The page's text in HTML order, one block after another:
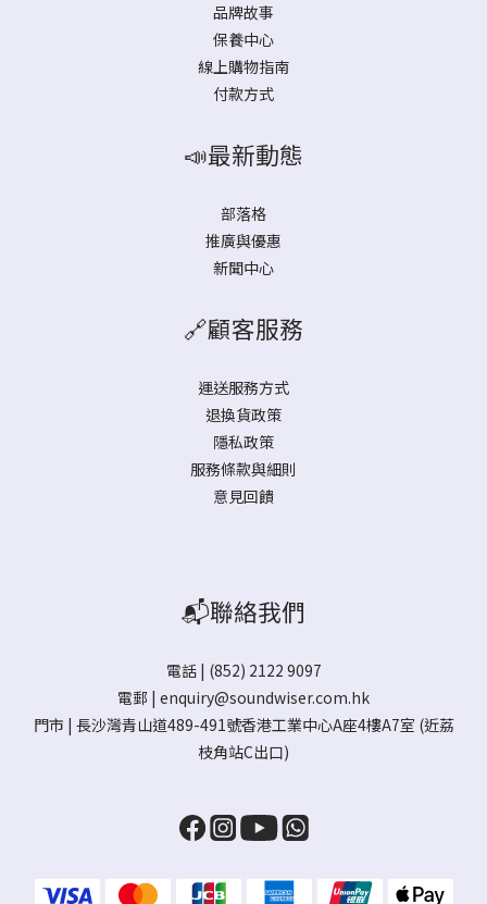
品牌故事
保養中心
線上購物指南
付款方式
📣最新動態
部落格
推廣與優惠
新聞中心
🔗顧客服務
運送服務方式
退換貨政策
隱私政策
服務條款與細則
意見回饋
📬聯絡我們
電話 | (852) 2122 9097
電郵 | enquiry@soundwiser.com.hk
門市 | 長沙灣青山道489-491號香港工業中心A座4樓A7室 (近荔
枝角站C出口)